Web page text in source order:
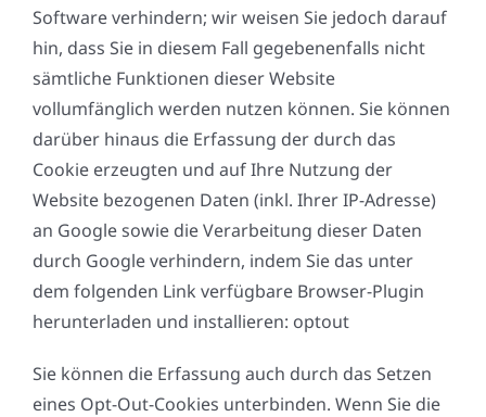
Software verhindern; wir weisen Sie jedoch darauf
hin, dass Sie in diesem Fall gegebenenfalls nicht
sämtliche Funktionen dieser Website
vollumfänglich werden nutzen können. Sie können
darüber hinaus die Erfassung der durch das
Cookie erzeugten und auf Ihre Nutzung der
Website bezogenen Daten (inkl. Ihrer IP-Adresse)
an Google sowie die Verarbeitung dieser Daten
durch Google verhindern, indem Sie das unter
dem folgenden Link verfügbare Browser-Plugin
herunterladen und installieren: optout
Sie können die Erfassung auch durch das Setzen
eines Opt-Out-Cookies unterbinden. Wenn Sie die